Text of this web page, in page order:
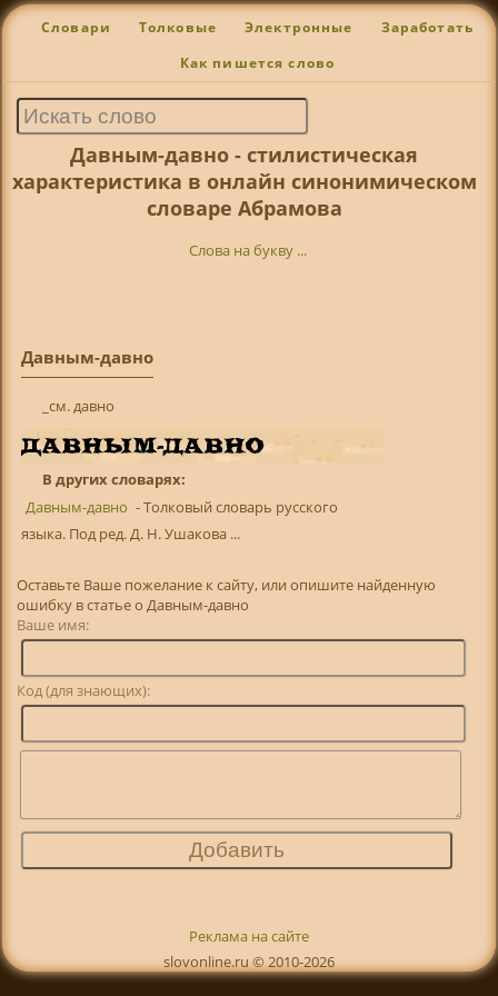
Словари Толковые Электронные Заработать
Как пишется слово
Давным-давно - стилистическая
характеристика в онлайн синонимическом
словаре Абрамова
Слова на букву ...
Давным-давно
_см. давно
В других словарях:
Давным-давно - Толковый словарь русского
языка. Под ред. Д. Н. Ушакова ...
Оставьте Ваше пожелание к сайту, или опишите найденную
ошибку в статье о Давным-давно
Ваше имя:
Код (для знающих):
Реклама на сайте
slovonline.ru © 2010-2026